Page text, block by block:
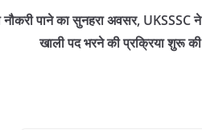
नौकरी पाने का सुनहरा अवसर, UKSSSC ने
खाली पद भरने की प्रक्रिया शुरू की